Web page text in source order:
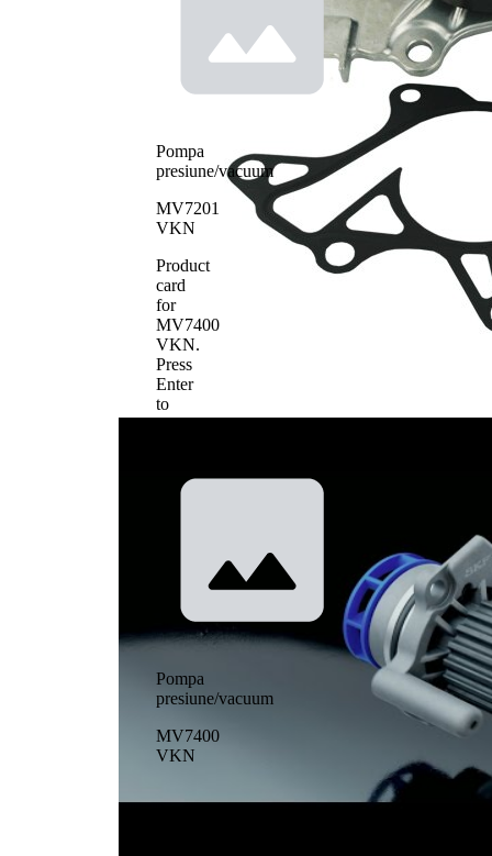
transmizie
cu
caneluri
Material roata
Pompa
presiune/vacuum
MV7201
VKN
Product
card
for
MV7400
VKN.
Press
Enter
to
view
Pompa
presiune/vacuum
MV7400
VKN